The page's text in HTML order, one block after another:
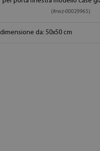
(#rwz-00029965)
dimensione da: 50x50 cm